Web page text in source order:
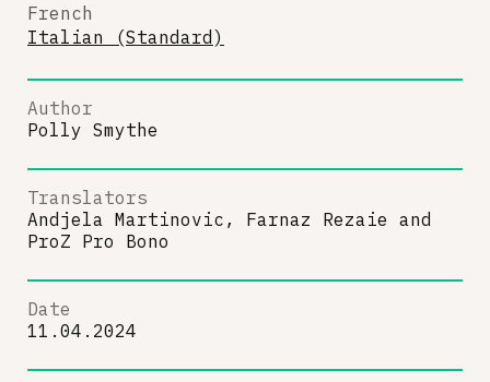
French
Italian (Standard)
Author
Polly Smythe
Translators
Andjela Martinovic, Farnaz Rezaie and
ProZ Pro Bono
Date
11.04.2024